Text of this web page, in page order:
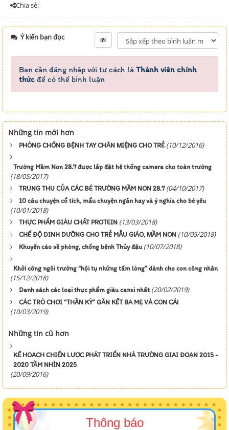
Chia sẻ:
Ý kiến bạn đọc
Bạn cần đăng nhập với tư cách là Thành viên chính
thức để có thể bình luận
Những tin mới hơn
PHÒNG CHỐNG BỆNH TAY CHÂN MIỆNG CHO TRẺ (10/12/2016)
Trường Mầm Non 28.7 được lắp đặt hệ thống camera cho toàn trường
(18/05/2017)
TRUNG THU CỦA CÁC BÉ TRƯỜNG MẦM NON 28.7 (04/10/2017)
10 câu chuyện cổ tích, mẩu chuyện ngắn hay và ý nghĩa cho bé yêu
(10/01/2018)
THỰC PHẨM GIÀU CHẤT PROTEIN (13/03/2018)
CHẾ ĐỘ DINH DƯỠNG CHO TRẺ MẪU GIÁO, MẦM NON (10/05/2018)
Khuyến cáo về phòng, chống bệnh Thủy đậu (10/07/2018)
Khởi công ngôi trường “hội tụ những tấm lòng” dành cho con công nhân
(15/12/2018)
Danh sách các loại thực phẩm giàu canxi nhất (20/02/2019)
CÁC TRÒ CHƠI “THẦN KỲ” GẮN KẾT BA MẸ VÀ CON CÁI
(10/03/2019)
Những tin cũ hơn
KẾ HOẠCH CHIẾN LƯỢC PHÁT TRIỂN NHÀ TRƯỜNG GIAI ĐOẠN 2015 -
2020 TẦM NHÌN 2025
(20/09/2016)
Thông báo